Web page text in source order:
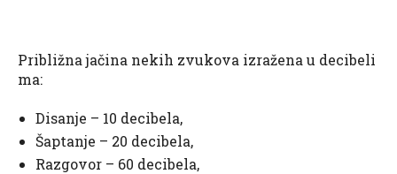
Približna jačina nekih zvukova izražena u decibeli
ma:
Disanje – 10 decibela,
Šaptanje – 20 decibela,
Razgovor – 60 decibela,